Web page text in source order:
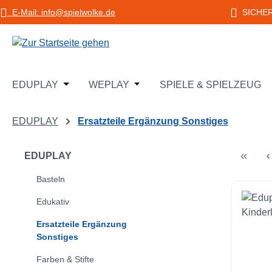
Hauptinhalt springen
Zur Suche springen
Zur Hauptnavigation springen
E-Mail: info@spielwolke.de
EDUPLAY Öffne oder Schließe das Dropdown der
WEPLAY Öffne oder Schließe das
SPIELE & SPIELZEUG
EDUPLAY Ersatzteile Ergänzung Sonstiges
EDUPLAY
Basteln
Edukativ
Ersatzteile Ergänzung
Sonstiges
Farben & Stifte